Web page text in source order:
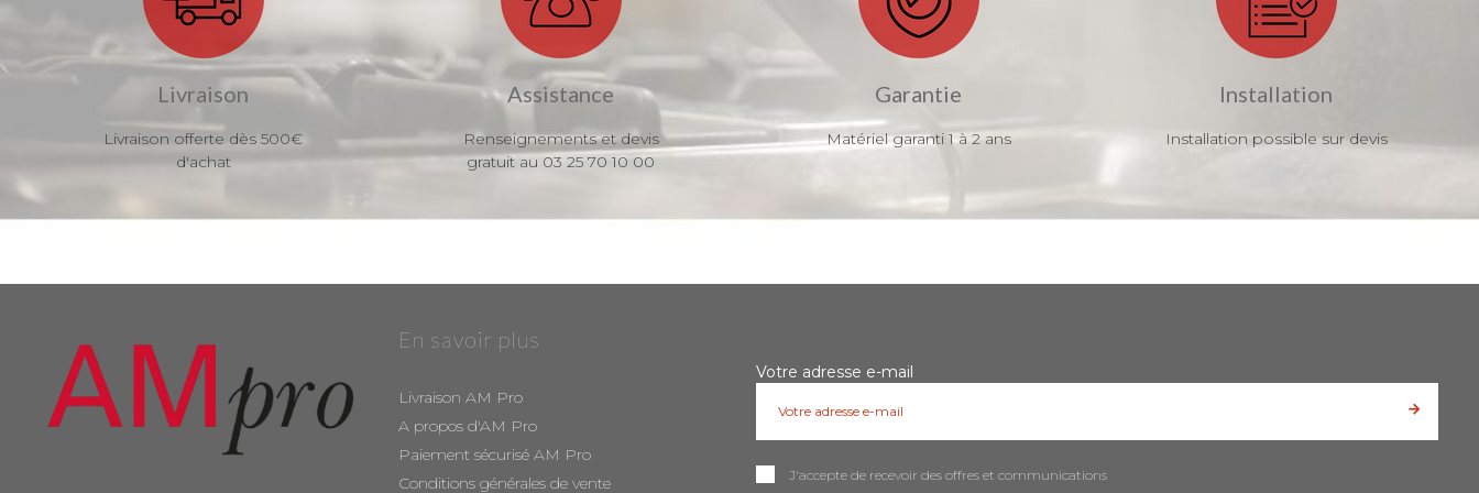
Livraison
Livraison offerte dès 500€
d'achat
Assistance
Renseignements et devis
gratuit au 03 25 70 10 00
Garantie
Matériel garanti 1 à 2 ans
Installation
Installation possible sur devis
En savoir plus
Livraison AM Pro
A propos d'AM Pro
Paiement sécurisé AM Pro
Conditions générales de vente
Votre adresse e-mail
J'accepte de recevoir des offres et communications